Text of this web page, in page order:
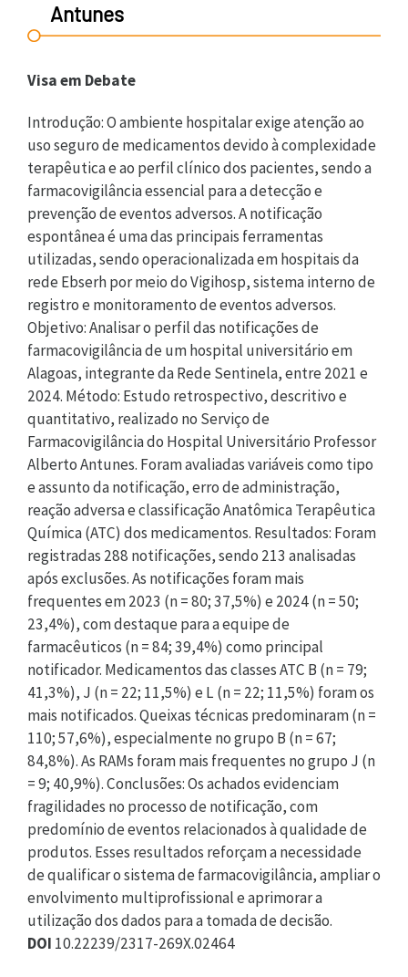
Antunes
Visa em Debate
Introdução: O ambiente hospitalar exige atenção ao
uso seguro de medicamentos devido à complexidade
terapêutica e ao perfil clínico dos pacientes, sendo a
farmacovigilância essencial para a detecção e
prevenção de eventos adversos. A notificação
espontânea é uma das principais ferramentas
utilizadas, sendo operacionalizada em hospitais da
rede Ebserh por meio do Vigihosp, sistema interno de
registro e monitoramento de eventos adversos.
Objetivo: Analisar o perfil das notificações de
farmacovigilância de um hospital universitário em
Alagoas, integrante da Rede Sentinela, entre 2021 e
2024. Método: Estudo retrospectivo, descritivo e
quantitativo, realizado no Serviço de
Farmacovigilância do Hospital Universitário Professor
Alberto Antunes. Foram avaliadas variáveis como tipo
e assunto da notificação, erro de administração,
reação adversa e classificação Anatômica Terapêutica
Química (ATC) dos medicamentos. Resultados: Foram
registradas 288 notificações, sendo 213 analisadas
após exclusões. As notificações foram mais
frequentes em 2023 (n = 80; 37,5%) e 2024 (n = 50;
23,4%), com destaque para a equipe de
farmacêuticos (n = 84; 39,4%) como principal
notificador. Medicamentos das classes ATC B (n = 79;
41,3%), J (n = 22; 11,5%) e L (n = 22; 11,5%) foram os
mais notificados. Queixas técnicas predominaram (n =
110; 57,6%), especialmente no grupo B (n = 67;
84,8%). As RAMs foram mais frequentes no grupo J (n
= 9; 40,9%). Conclusões: Os achados evidenciam
fragilidades no processo de notificação, com
predomínio de eventos relacionados à qualidade de
produtos. Esses resultados reforçam a necessidade
de qualificar o sistema de farmacovigilância, ampliar o
envolvimento multiprofissional e aprimorar a
utilização dos dados para a tomada de decisão.
DOI 10.22239/2317-269X.02464